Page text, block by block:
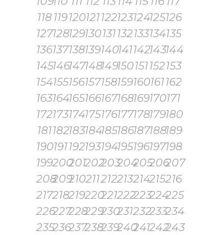
118 119120121122123124125126
127128129130131132133134135
136137138139140141142143144
145146147148149150151152153
154155156157158159160161162
163164165166167168169170171
172173174175176177178179180
181182183184185186187188189
190191192193194195196197198
199200201202203204205206207
208209210211212213214215216
217218219220221222223224225
226227228229230231232233234
235236237238239240241242243